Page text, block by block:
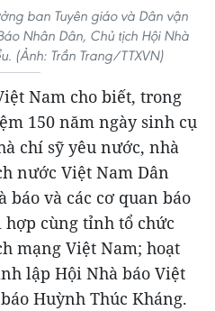
ban Tuyên giáo và Dân vận
Nhân Dân, Chủ tịch Hội Nhà
(Ảnh: Trần Trang/TTXVN)
Nam cho biết, trong
150 năm ngày sinh cụ
chí sỹ yêu nước, nhà
nước Việt Nam Dân
báo và các cơ quan báo
cùng tỉnh tổ chức
mạng Việt Nam; hoạt
lập Hội Nhà báo Việt
Huỳnh Thúc Kháng.